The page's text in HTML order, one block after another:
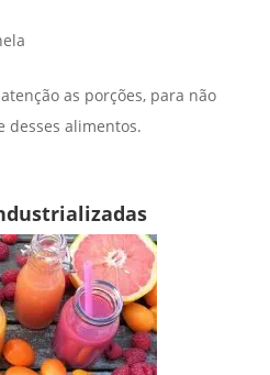
as porções, para não
desses alimentos.